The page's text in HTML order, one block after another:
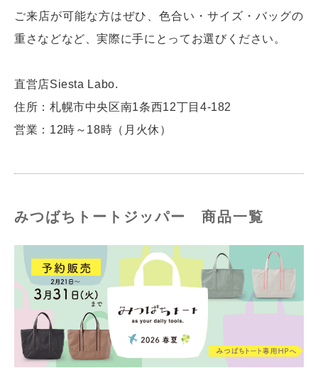
ご来店が可能な方はぜひ、色合い・サイズ・バッグの
重さなどなど、実際に手にとってお選びください。
直営店Siesta Labo.
住所：札幌市中央区南1条西12丁目4-182
営業：12時～18時（月火休）
みつばちトートジッパー 商品一覧